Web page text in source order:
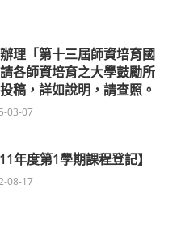
理「第十三屆師資培育國
各師資培育之大學鼓勵所
稿，詳如說明，請查照。
03-07
年度第1學期課程登記】
08-17